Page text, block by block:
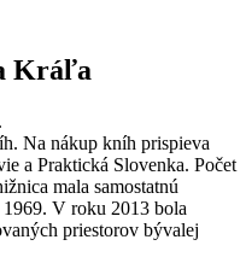
Kráľa
Na nákup kníh prispieva
a Praktická Slovenka. Počet
mala samostatnú
V roku 2013 bola
priestorov bývalej